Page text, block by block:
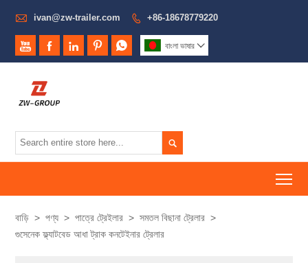
 ivan@zw-trailer.com  +86-18678779220
     বাংলা ভাষার 

বাড়ি > পণ্য > পাত্রে ট্রেইলার > সমতল বিছানা ট্রেলার >
গুসেনেক ফ্ল্যাটবেড আধা ট্রাক কনটেইনার ট্রেলার